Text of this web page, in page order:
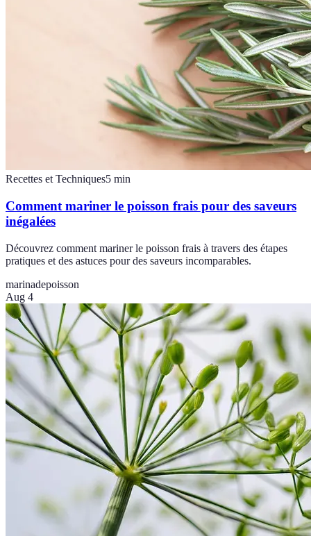
Recettes et Techniques5 min
Comment mariner le poisson frais pour des saveurs
inégalées
Découvrez comment mariner le poisson frais à travers des étapes
pratiques et des astuces pour des saveurs incomparables.
marinadepoisson
Aug 4